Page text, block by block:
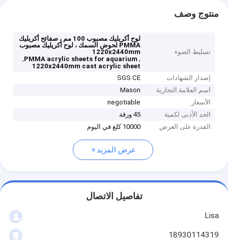
منتوج وصف
تسليط الضوء
لوح أكريليك مصبوب 100 مم ، صفائح أكريليك
PMMA لحوض السمك ، لوح أكريليك مصبوب
1220x2440mm
,
PMMA acrylic sheets for aquarium
,
1220x2440mm cast acrylic sheet
إصدار الشهادات
SGS CE
اسم العلامة التجارية
Mason
الأسعار
negotiable
الحد الأدنى لكمية
45 ورقة
القدرة على العرض
10000 كلغ في اليوم
عرض المزيد
تفاصيل الاتصال
Lisa
18930114319